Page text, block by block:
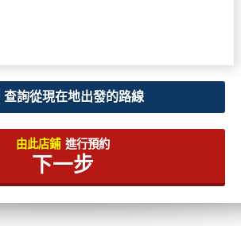
查詢從現在地出發的路線
由此店鋪 進行預約
下一步